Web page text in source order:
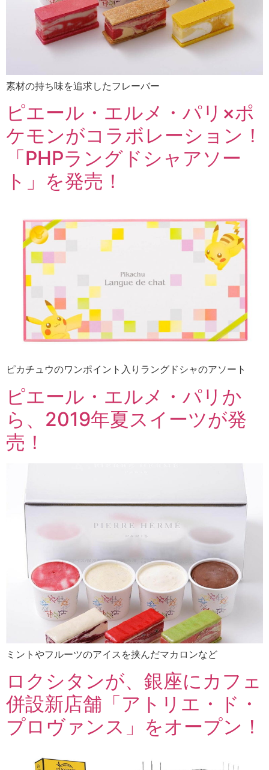
素材の持ち味を追求したフレーバー
ピエール・エルメ・パリ×ポ
ケモンがコラボレーション！
「PHPラングドシャアソー
ト」を発売！
ピカチュウのワンポイント入りラングドシャのアソート
ピエール・エルメ・パリか
ら、2019年夏スイーツが発
売！
ミントやフルーツのアイスを挟んだマカロンなど
ロクシタンが、銀座にカフェ
併設新店舗「アトリエ・ド・
プロヴァンス」をオープン！